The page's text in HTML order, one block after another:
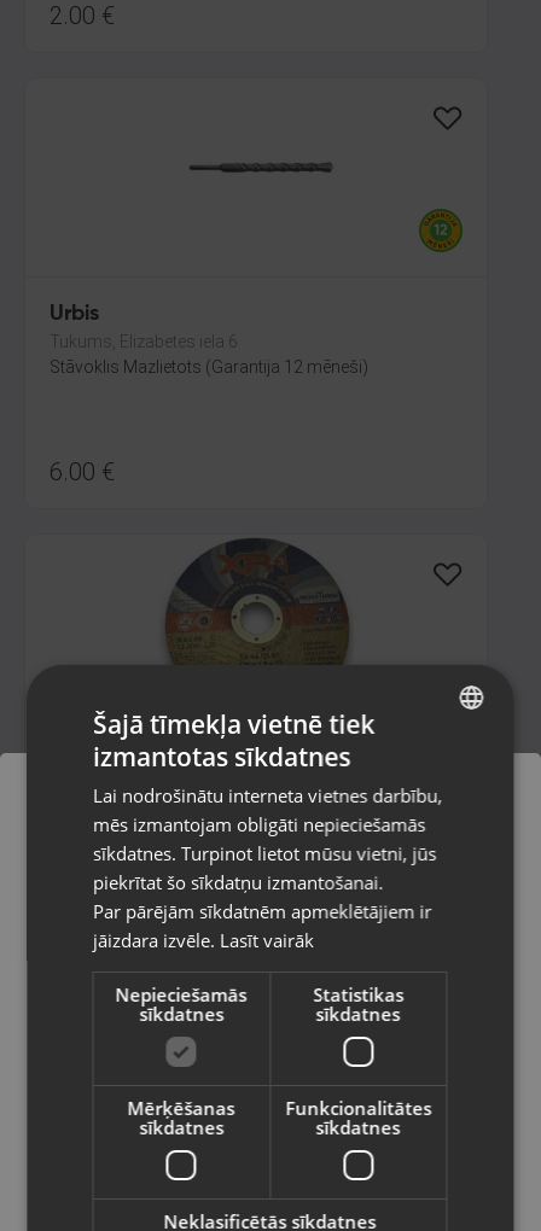
2.00 €
Urbis
Tukums, Elizabetes iela 6
Stāvoklis Mazlietots (Garantija 12 mēneši)
6.00 €
Pureva xr3
Liepāja, Lielā iela 4
Stāvoklis Jauns (Garantija 24 mēneši)
1.00€
Hilti HUS3-H 14x75
Pasūtījumi tiks piegādāti uz
izvēlēto valsti
Vietnes saturs būs attēlots izvēlētajā
valodā
Valsts
Latviešu / Latvian
RUSSIAN
Šajā tīmekļa vietnē tiek
izmantotas sīkdatnes
Lai nodrošinātu interneta vietnes darbību,
mēs izmantojam obligāti nepieciešamās
sīkdatnes. Turpinot lietot mūsu vietni, jūs
piekrītat šo sīkdatņu izmantošanai.
Par pārējām sīkdatnēm apmeklētājiem ir
jāizdara izvēle. Lasīt vairāk
Nepieciešamās
sīkdatnes
Statistikas
sīkdatnes
Mērķēšanas
sīkdatnes
Funkcionalitātes
sīkdatnes
Neklasificētās sīkdatnes